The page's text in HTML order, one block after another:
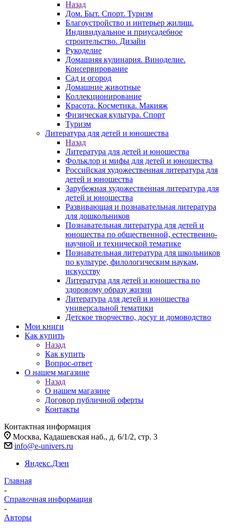
Назад
Дом. Быт. Спорт. Туризм
Благоустройство и интерьер жилищ.
Индивидуальное и приусадебное
строительство. Дизайн
Рукоделие
Домашняя кулинария. Виноделие.
Консервирование
Сад и огород
Домашние животные
Коллекционирование
Красота. Косметика. Макияж
Физическая культура. Спорт
Туризм
Литература для детей и юношества
Назад
Литература для детей и юношества
Фольклор и мифы для детей и юношества
Российская художественная литература для
детей и юношества
Зарубежная художественная литература для
детей и юношества
Развивающая и познавательная литература
для дошкольников
Познавательная литература для детей и
юношества по общественной, естественно-
научной и технической тематике
Познавательная литература для школьников
по культуре, филологическим наукам,
искусству
Литература для детей и юношества по
здоровому образу жизни
Литература для детей и юношества
универсальной тематики
Детское творчество, досуг и домоводство
Мои книги
Как купить
Назад
Как купить
Вопрос-ответ
О нашем магазине
Назад
О нашем магазине
Договор публичной оферты
Контакты
Контактная информация
Москва, Кадашевская наб., д. 6/1/2, стр. 3
info@e-univers.ru
Яндекс.Дзен
Главная
-
Справочная информация
-
Авторы